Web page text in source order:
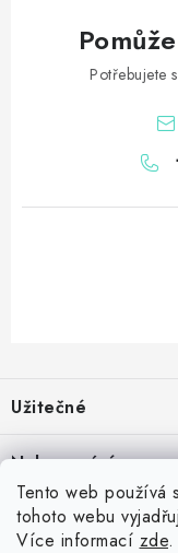
Tento web používá
tohoto webu
Více informací zde.
Potřebujete
p
a
Užitečné
Kontakt
Věrnostní program
Inspirujte se zákazníky
Nakupování
Jak nakupovat
Vrácení zboží
Blog